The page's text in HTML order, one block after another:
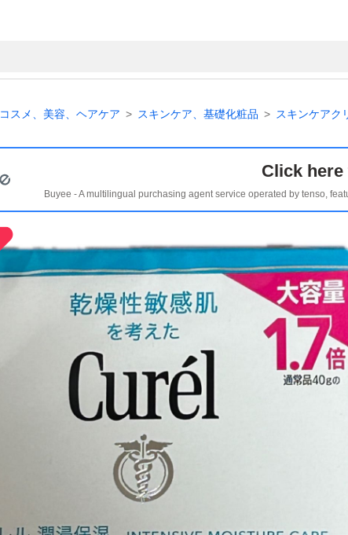
コスメ、美容、ヘアケア スキンケア、基礎化粧品 スキンケアク
Click
Buyee - A multilingual purchasing agent service operated by tenso,